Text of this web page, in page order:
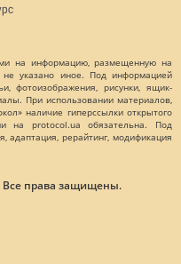
на информацию, размещенную на
не указано иное. Под информацией
фотоизображения, рисунки, ящик-
При использовании материалов,
наличие гиперссылки открытого
на protocol.ua обязательна. Под
адаптация, рерайтинг, модификация
Все права защищены.